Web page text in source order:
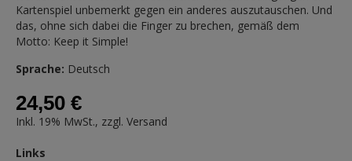
Kartenspiel unbemerkt gegen ein anderes auszutauschen. Und
das, ohne sich dabei die Finger zu brechen, gemäß dem
Motto: Keep it Simple!
Sprache: Deutsch
24,50 €
Inkl. 19% MwSt., zzgl. Versand
Links